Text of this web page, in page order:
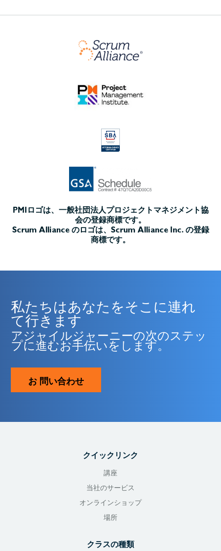
PMIロゴは、一般社団法人プロジェクトマネジメント協
会の登録商標です。
Scrum Alliance のロゴは、Scrum Alliance Inc. の登録
商標です。
私たちはあなたをそこに連れ
て行きます
アジャイルジャーニーの次のステッ
プに進むお手伝いをします。
お 問い合わせ
クイックリンク
講座
当社のサービス
オンラインショップ
場所
クラスの種類